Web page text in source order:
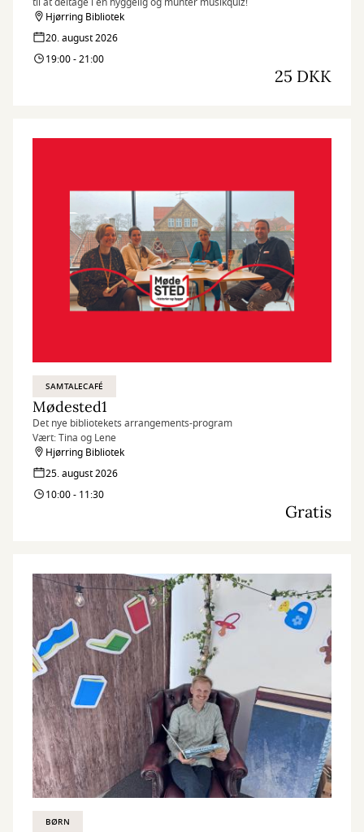
Hjørring Bibliotek
20. august 2026
19:00 - 21:00
25 DKK
SAMTALECAFÉ
Mødested1
Det nye bibliotekets arrangements-program
Vært: Tina og Lene
Hjørring Bibliotek
25. august 2026
10:00 - 11:30
Gratis
BØRN